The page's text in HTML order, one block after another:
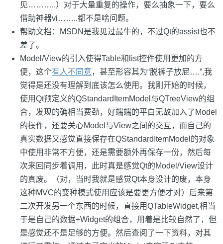
见………..）对于大量重复的操作，要么抽象一下，要么
借助神器vi……..都不是啥问题。
帮助文档：MSDN是我见过最牛的，不过Qt的assist也不
差了。
Model/View的引入使得Table和list控件使用更加的方
便，这个有人不同意，甚至形容其为“脱裤子放屁….”,我
觉得是还没有理解到底该怎么使用。我刚开始的时候，
使用Qt预定义的QStandardItemModel与QTreeView的组
合，发现的确相当费劲，好端端的平白无故加入了Model
的操作，还要关心Model与View之间的交互，而自己的
真实数据又感觉直接保存在QStandardItemModel的对象
中使用非常不方便，还是需要额外再保存一份，然后每
次来回同步着调用，此时真是感觉Qt的Model/View设计
的真废。（对，当时我就是感觉Qt本身设计的废，本身
这种MVC的变种模式使用应该是要更方便才对）后来第
二次开发另一个东西的时候，直接用QTableWidget,相当
于是自己的数据+Widget的组合，用着是比较自然了，但
是感觉还不是足够的方便。然后查阅了一下资料，对其